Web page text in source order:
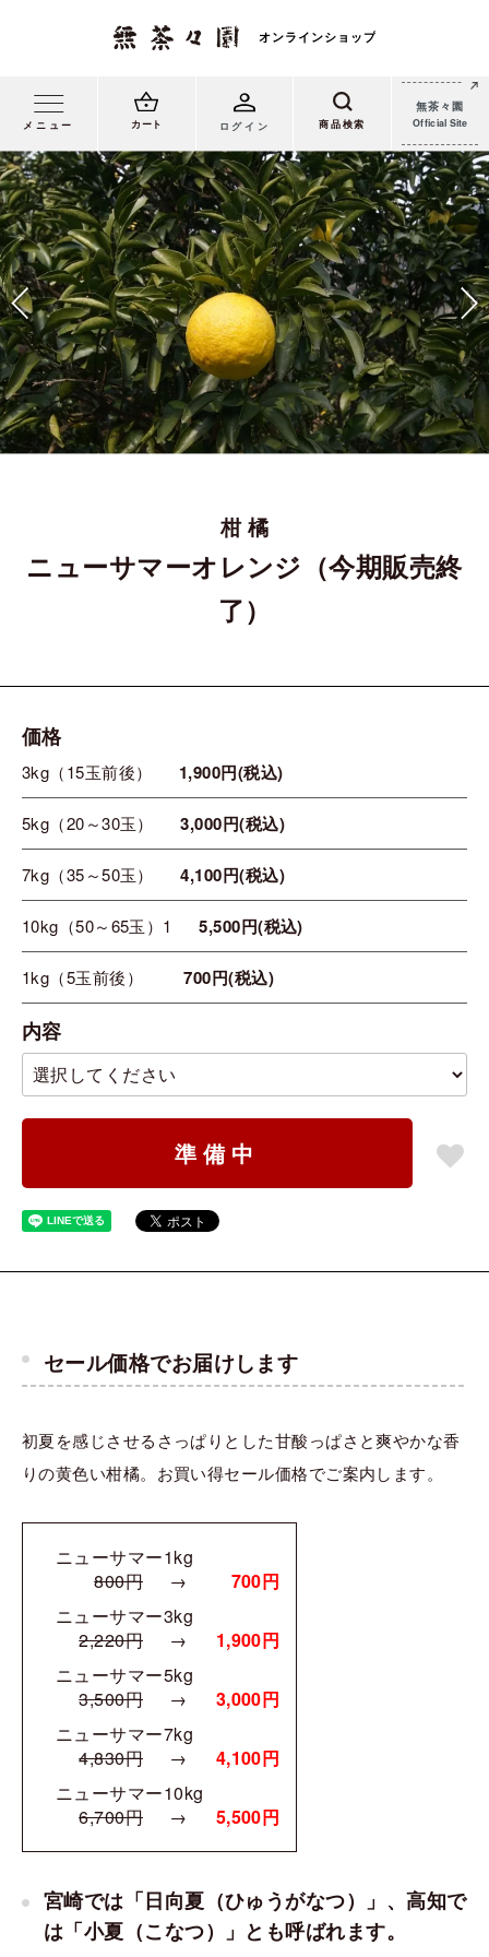
メニュー カート ログイン
無茶々園
Official Site
柑 橘
ニューサマーオレンジ（今期販売終
了）
価格
3kg（15玉前後） 1,900円(税込)
5kg（20～30玉） 3,000円(税込)
7kg（35～50玉） 4,100円(税込)
10kg（50～65玉）1 5,500円(税込)
1kg（5玉前後） 700円(税込)
内容
準備中
セール価格でお届けします
初夏を感じさせるさっぱりとした甘酸っぱさと爽やかな香
りの黄色い柑橘。お買い得セール価格でご案内します。
ニューサマー1kg
800円
→
700円
ニューサマー3kg
2,220円
→
1,900円
ニューサマー5kg
3,500円
→
3,000円
ニューサマー7kg
4,830円
→
4,100円
ニューサマー10kg
6,700円
→ 5,500円
宮崎では「日向夏（ひゅうがなつ）」、高知で
は「小夏（こなつ）」とも呼ばれます。